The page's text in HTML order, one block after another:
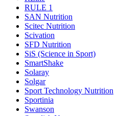
RULE 1
SAN Nutrition
Scitec Nutrition
Scivation
SFD Nutrition
SiS (Science in Sport)
SmartShake
Solaray
Solgar
Sport Technology Nutrition
Sportinia
Swanson